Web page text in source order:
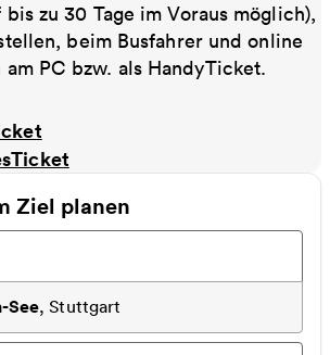
zu 30 Tage im Voraus möglich),
beim Busfahrer und online
PC bzw. als HandyTicket.
Ziel planen
See,Stuttgart